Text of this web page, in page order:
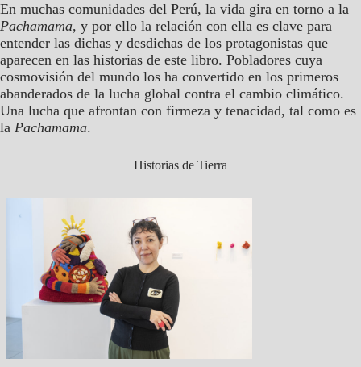
En muchas comunidades del Perú, la vida gira en torno a la
Pachamama, y por ello la relación con ella es clave para
entender las dichas y desdichas de los protagonistas que
aparecen en las historias de este libro. Pobladores cuya
cosmovisión del mundo los ha convertido en los primeros
abanderados de la lucha global contra el cambio climático.
Una lucha que afrontan con firmeza y tenacidad, tal como es
la Pachamama.
Historias de Tierra